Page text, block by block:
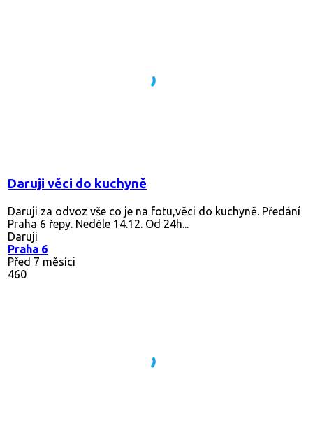
Daruji věci do kuchyně
Daruji za odvoz vše co je na fotu,věci do kuchyně. Předání
Praha 6 řepy. Neděle 14.12. Od 24h...
Daruji
Praha 6
Před 7 měsíci
460